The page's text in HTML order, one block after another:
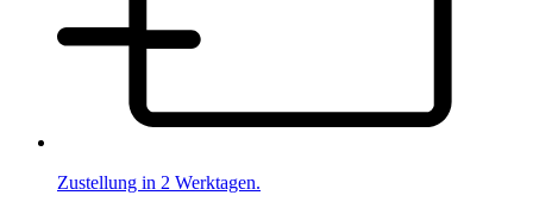
Zustellung in 2 Werktagen.